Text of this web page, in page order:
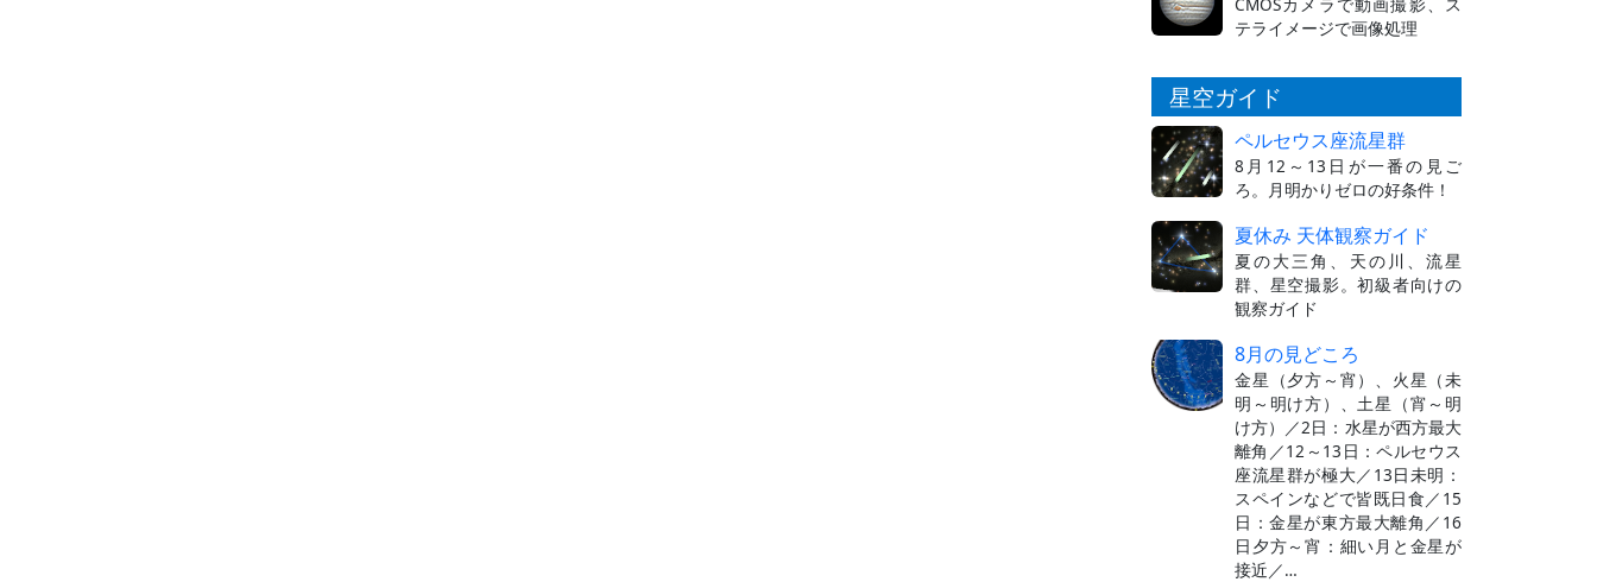
テライメージで画像処理
星空ガイド
ペルセウス座流星群
8月12～13日が一番の見ご
ろ。月明かりゼロの好条件！
夏休み 天体観察ガイド
夏の大三角、天の川、流星
群、星空撮影。初級者向けの
観察ガイド
8月の見どころ
金星（夕方～宵）、火星（未
明～明け方）、土星（宵～明
け方）／2日：水星が西方最大
離角／12～13日：ペルセウス
座流星群が極大／13日未明：
スペインなどで皆既日食／15
日：金星が東方最大離角／16
日夕方～宵：細い月と金星が
接近／…